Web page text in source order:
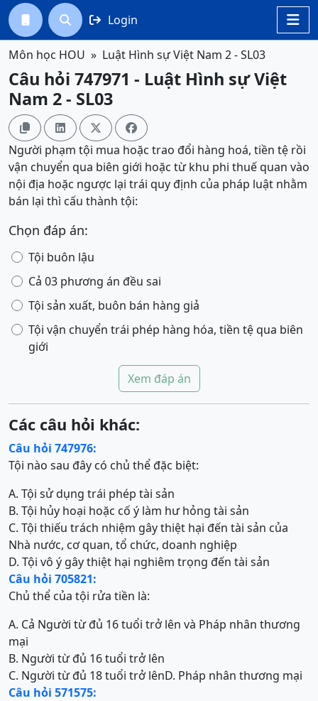

  Login
Môn học HOU Luật Hình sự Việt Nam 2 - SL03
Câu hỏi 747971 - Luật Hình sự Việt
Nam 2 - SL03
   
Người phạm tội mua hoặc trao đổi hàng hoá, tiền tệ rồi
vận chuyển qua biên giới hoặc từ khu phi thuế quan vào
nội địa hoặc ngược lại trái quy định của pháp luật nhằm
bán lại thì cấu thành tội:
Chọn đáp án:
Tội buôn lậu
Cả 03 phương án đều sai
Tội sản xuất, buôn bán hàng giả
Tội vận chuyển trái phép hàng hóa, tiền tệ qua biên
giới
Xem đáp án
Các câu hỏi khác:
Câu hỏi 747976:
Tội nào sau đây có chủ thể đặc biệt:
A. Tội sử dụng trái phép tài sản
B. Tội hủy hoại hoặc cố ý làm hư hỏng tài sản
C. Tội thiếu trách nhiệm gây thiệt hại đến tài sản của
Nhà nước, cơ quan, tổ chức, doanh nghiệp
D. Tội vô ý gây thiệt hại nghiêm trọng đến tài sản
Câu hỏi 705821:
Chủ thể của tội rửa tiền là:
A. Cả Người từ đủ 16 tuổi trở lên và Pháp nhân thương
mại
B. Người từ đủ 16 tuổi trở lên
C. Người từ đủ 18 tuổi trở lênD. Pháp nhân thương mại
Câu hỏi 571575: